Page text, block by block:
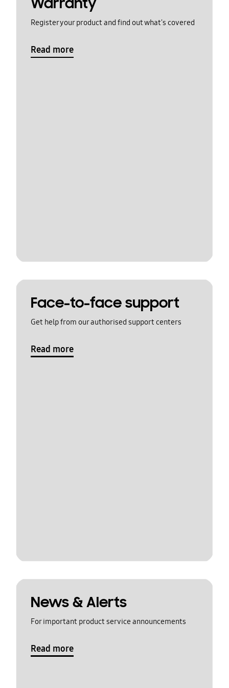
Register your product and find out what's covered
Read more
Face-to-face support
Get help from our authorised support centers
Read more
News & Alerts
For important product service announcements
Read more